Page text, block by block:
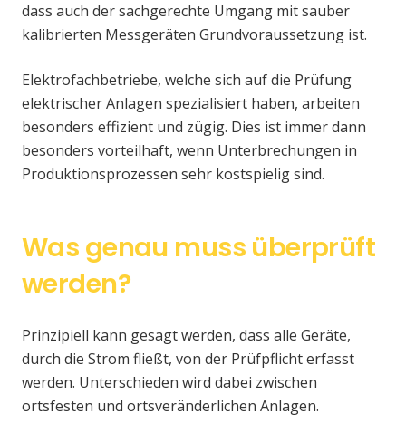
dass auch der sachgerechte Umgang mit sauber
kalibrierten Messgeräten Grundvoraussetzung ist.
Elektrofachbetriebe, welche sich auf die Prüfung
elektrischer Anlagen spezialisiert haben, arbeiten
besonders effizient und zügig. Dies ist immer dann
besonders vorteilhaft, wenn Unterbrechungen in
Produktionsprozessen sehr kostspielig sind.
Was genau muss überprüft
werden?
Prinzipiell kann gesagt werden, dass alle Geräte,
durch die Strom fließt, von der Prüfpflicht erfasst
werden. Unterschieden wird dabei zwischen
ortsfesten und ortsveränderlichen Anlagen.